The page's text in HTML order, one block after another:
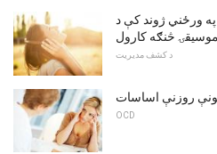
ورځني ژوند کې د
موسیقۍ څنګه کارول
د کشف مدیریت
روزنې اساسات
OCD